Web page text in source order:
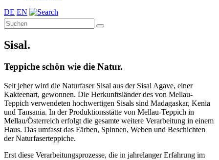
DE EN
Sisal.
Teppiche schön wie die Natur.
Seit jeher wird die Naturfaser Sisal aus der Sisal Agave, einer
Kakteenart, gewonnen. Die Herkunftsländer des von Mellau-
Teppich verwendeten hochwertigen Sisals sind Madagaskar, Kenia
und Tansania. In der Produktionsstätte von Mellau-Teppich in
Mellau/Österreich erfolgt die gesamte weitere Verarbeitung in einem
Haus. Das umfasst das Färben, Spinnen, Weben und Beschichten
der Naturfaserteppiche.
Erst diese Verarbeitungsprozesse, die in jahrelanger Erfahrung im